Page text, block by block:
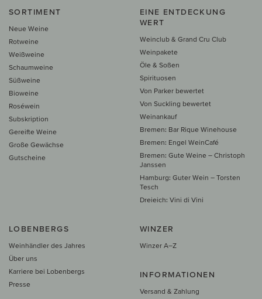
SORTIMENT
Neue Weine
Rotweine
Weißweine
Schaumweine
Süßweine
Bioweine
Roséwein
Subskription
Gereifte Weine
Große Gewächse
Gutscheine
EINE ENTDECKUNG
WERT
Weinclub & Grand Cru Club
Weinpakete
Öle & Soßen
Spirituosen
Von Parker bewertet
Von Suckling bewertet
Weinankauf
Bremen: Bar Rique Winehouse
Bremen: Engel WeinCafé
Bremen: Gute Weine – Christoph
Janssen
Hamburg: Guter Wein – Torsten
Tesch
Dreieich: Vini di Vini
LOBENBERGS
Weinhändler des Jahres
Über uns
Karriere bei Lobenbergs
Presse
WINZER
Winzer A–Z
INFORMATIONEN
Versand & Zahlung